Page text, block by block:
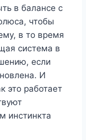
в балансе с
чтобы
в то время
система в
если
И
это работает
инстинкта